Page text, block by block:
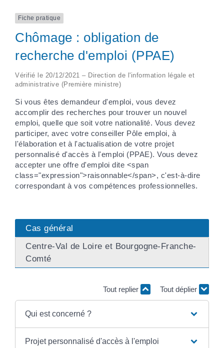
Fiche pratique
Chômage : obligation de
recherche d'emploi (PPAE)
Vérifié le 20/12/2021 – Direction de l'information légale et
administrative (Première ministre)
Si vous êtes demandeur d'emploi, vous devez
accomplir des recherches pour trouver un nouvel
emploi, quelle que soit votre nationalité. Vous devez
participer, avec votre conseiller Pôle emploi, à
l'élaboration et à l'actualisation de votre projet
personnalisé d'accès à l'emploi (PPAE). Vous devez
accepter une offre d'emploi dite <span
class="expression">raisonnable</span>, c'est-à-dire
correspondant à vos compétences professionnelles.
Cas général
Centre-Val de Loire et Bourgogne-Franche-
Comté
Tout replier Tout déplier
Qui est concerné ?
Projet personnalisé d'accès à l'emploi